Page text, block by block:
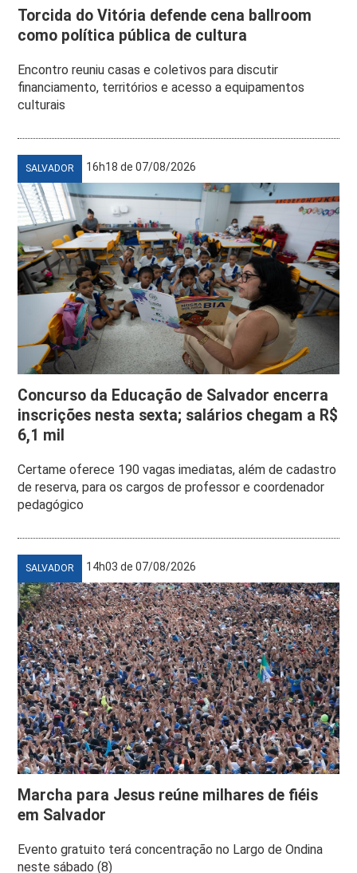
Torcida do Vitória defende cena ballroom
como política pública de cultura
Encontro reuniu casas e coletivos para discutir
financiamento, territórios e acesso a equipamentos
culturais
SALVADOR 16h18 de 07/08/2026
Concurso da Educação de Salvador encerra
inscrições nesta sexta; salários chegam a R$
6,1 mil
Certame oferece 190 vagas imediatas, além de cadastro
de reserva, para os cargos de professor e coordenador
pedagógico
SALVADOR 14h03 de 07/08/2026
Marcha para Jesus reúne milhares de fiéis
em Salvador
Evento gratuito terá concentração no Largo de Ondina
neste sábado (8)